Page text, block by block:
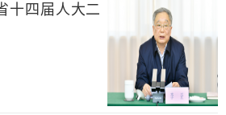
十四届人大二